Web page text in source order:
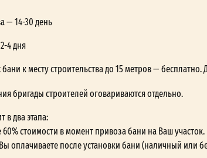
— 14-30 день
4 дня
к месту строительства до 15 метров — бесплатно.
бригады строителей оговариваются отдельно.
в два этапа:
стоимости в момент привоза бани на Ваш участок.
оплачиваете после установки бани (наличный или